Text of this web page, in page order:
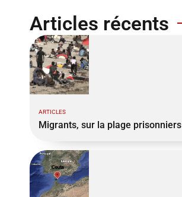
Articles récents
ARTICLES
Migrants, sur la plage prisonniers